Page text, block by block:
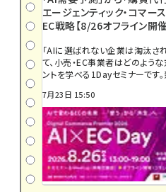
エージェンティック・コマー
EC戦略【8/26オフライン開催
「AIに選ばれない企業は淘汰され
て、小売・EC事業者はどのよう
ントを学べる1Dayセミナーです
7月23日 15:50